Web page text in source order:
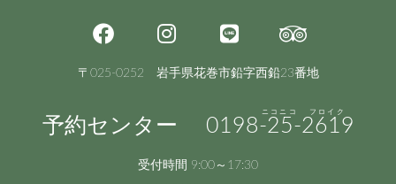
〒025-0252 岩手県花巻市鉛字西鉛23番地
予約センター 0198-25-2619
受付時間 9:00～17:30